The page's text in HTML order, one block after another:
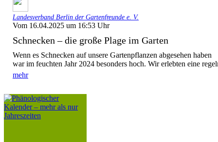
Landesverband Berlin der Gartenfreunde e. V.
Vom 16.04.2025 um 16:53 Uhr
Schnecken – die große Plage im Garten
Wenn es Schnecken auf unsere Gartenpflanzen abgesehen
war im feuchten Jahr 2024 besonders hoch. Wir erlebten eine
mehr